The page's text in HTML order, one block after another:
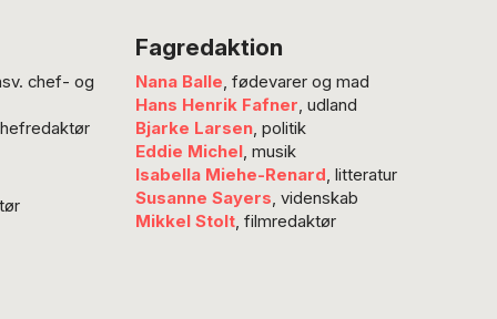
er en
chef- og
Fagredaktion
Nana Balle, fødevarer og mad
Hans Henrik Fafner, udland
Bjarke Larsen, politik
Eddie Michel, musik
Isabella Miehe-Renard, litteratur
Susanne Sayers, videnskab
Mikkel Stolt, filmredaktør